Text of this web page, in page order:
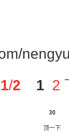
1/2 1 2
30
顶一下